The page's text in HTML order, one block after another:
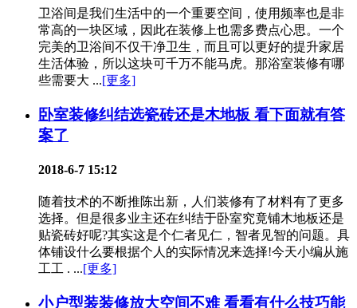
卫浴间是我们生活中的一个重要空间，使用频率也是非
常高的一块区域，因此在装修上也需多费点心思。一个
完美的卫浴间不仅干净卫生，而且可以更好的提升家居
生活体验，所以这块可千万不能马虎。那浴室装修有哪
些需要大 ...[更多]
卧室装修纠结选瓷砖还是木地板 看下面就有答
案了
2018-6-7 15:12
随着技术的不断推陈出新，人们装修有了材料有了更多
选择。但是很多业主还在纠结于卧室究竟铺木地板还是
贴瓷砖好呢?其实这是个仁者见仁，智者见智的问题。具
体铺设什么要根据个人的实际情况来选择!今天小编从施
工工 . ...[更多]
小户型装装修放大空间不难 看看有什么技巧能